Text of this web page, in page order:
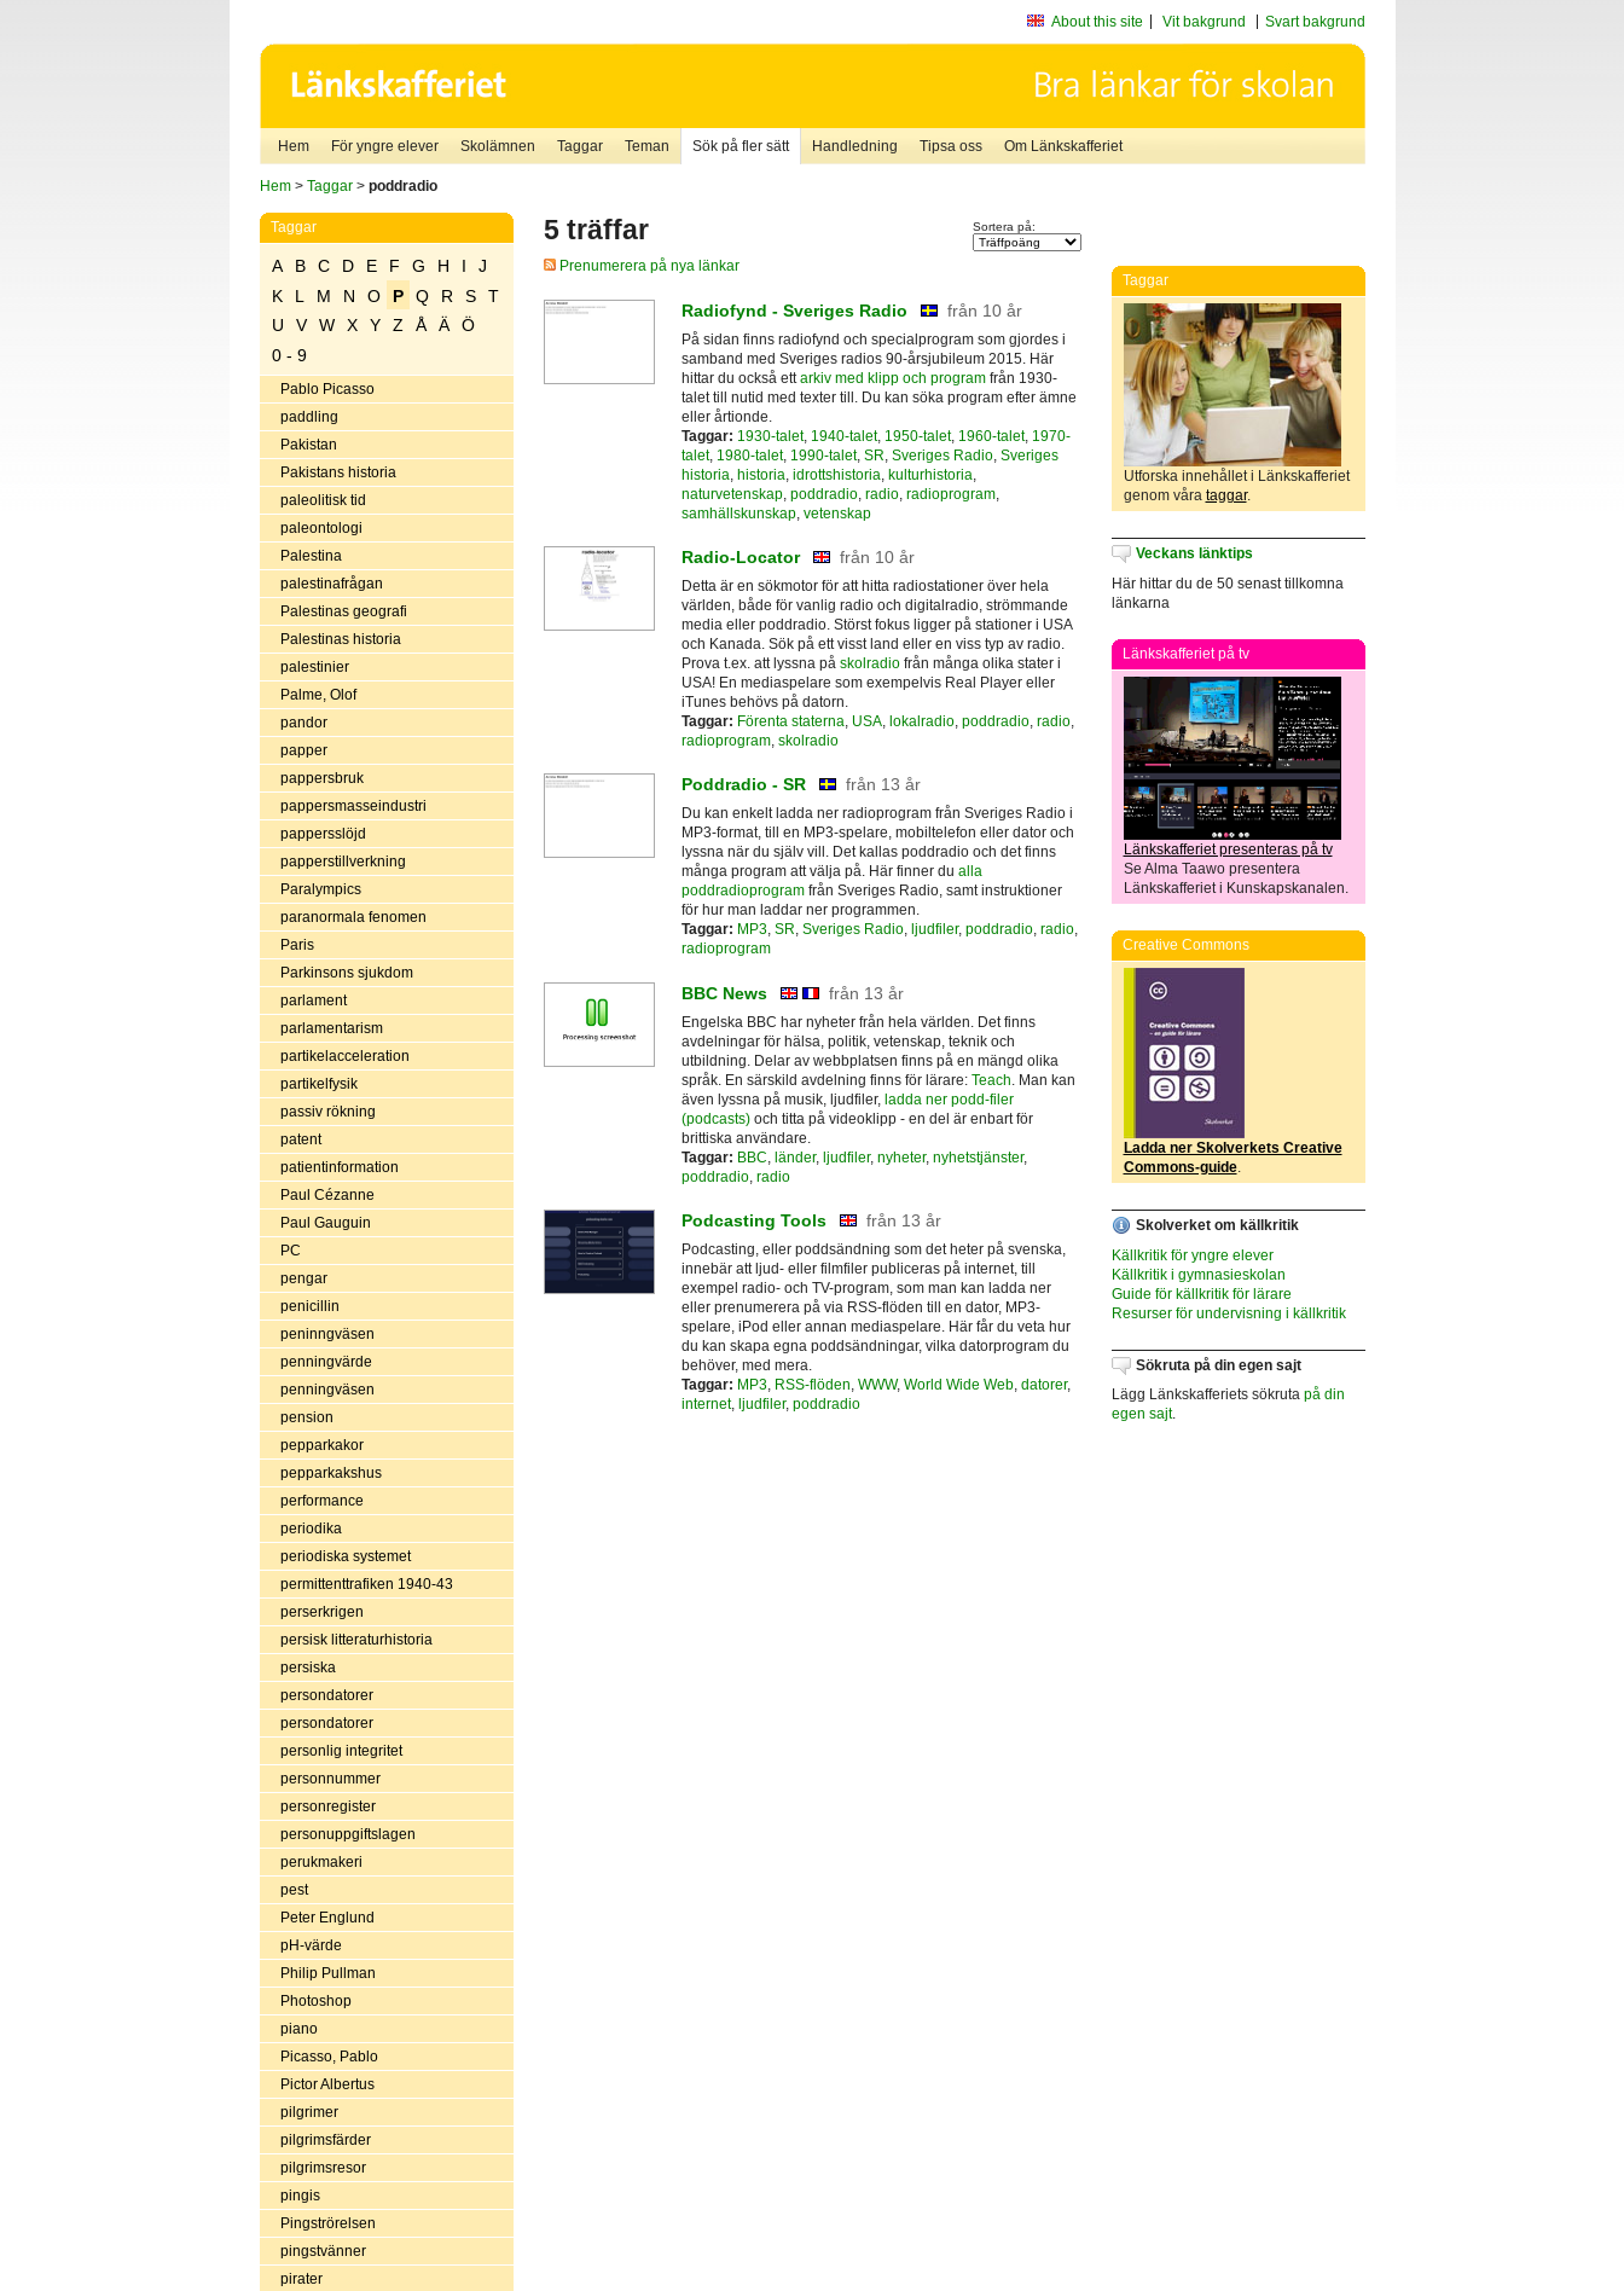
About this site Vit bakgrund Svart bakgrund
Hem För yngre elever Skolämnen Taggar Teman Sök på fler sätt Handledning Tipsa oss Om Länkskafferiet
Hem> Taggar> poddradio
Taggar
A B C D E F G H I
J
K
L M N O P Q R S
T
U
V W X Y Z Å Ä
Ö
0 - 9
Pablo Picasso
paddling
Pakistan
Pakistans historia
paleolitisk tid
paleontologi
Palestina
palestinafrågan
Palestinas geografi
Palestinas historia
palestinier
Palme, Olof
pandor
papper
pappersbruk
pappersmasseindustri
pappersslöjd
papperstillverkning
Paralympics
paranormala fenomen
Paris
Parkinsons sjukdom
parlament
parlamentarism
partikelacceleration
partikelfysik
passiv rökning
patent
patientinformation
Paul Cézanne
Paul Gauguin
PC
pengar
penicillin
peninngväsen
penningvärde
penningväsen
pension
pepparkakor
pepparkakshus
performance
periodika
periodiska systemet
permittenttrafiken 1940-43
perserkrigen
persisk litteraturhistoria
persiska
persondatorer
persondatorer
personlig integritet
personnummer
personregister
personuppgiftslagen
perukmakeri
pest
Peter Englund
pH-värde
Philip Pullman
Photoshop
piano
Picasso, Pablo
Pictor Albertus
pilgrimer
pilgrimsfärder
pilgrimsresor
pingis
Pingströrelsen
pingstvänner
pirater
5 träffar Sortera på:
Prenumerera på nya länkar
Radiofynd - Sveriges Radio från 10 år
På sidan finns radiofynd och specialprogram som gjordes i
samband med Sveriges radios 90-årsjubileum 2015. Här
hittar du också ettarkiv med klipp och programfrån 1930-
talet till nutid med texter till. Du kan söka program efter ämne
eller årtionde.
Taggar: 1930-talet, 1940-talet, 1950-talet, 1960-talet, 1970-
talet, 1980-talet, 1990-talet, SR Sveriges Radio, Sveriges
historia historia idrottshistoria kulturhistoria
naturvetenskap, poddradio, radio, radioprogram,
samhällskunskap, vetenskap
Radio-Locator från 10 år
Detta är en sökmotor för att hitta radiostationer över hela
världen, både för vanlig radio och digitalradio, strömmande
media eller poddradio. Störst fokus ligger på stationer i USA
och Kanada. Sök på ett visst land eller en viss typ av radio.
Prova t.ex. att lyssna på skolradiofrån många olika stater i
USA! En mediaspelare som exempelvis Real Player eller
iTunes behövs på datorn.
Taggar: Förenta staterna, USA, lokalradio, poddradio, radio,
radioprogram, skolradio
Poddradio - SR från 13 år
Du kan enkelt ladda ner radioprogram från Sveriges Radio i
MP3-format, till en MP3-spelare, mobiltelefon eller dator och
lyssna när du själv vill. Det kallas poddradio och det finns
många program att välja på. Här finner du alla
poddradioprogramfrån Sveriges Radio, samt instruktioner
för hur man laddar ner programmen.
Taggar: MP3, SR, Sveriges Radio, ljudfiler, poddradio, radio,
radioprogram
BBC News från 13 år
Engelska BBC har nyheter från hela världen. Det finns
avdelningar för hälsa, politik, vetenskap, teknik och
utbildning. Delar av webbplatsen finns på en mängd olika
språk. En särskild avdelning finns för lärare: Teach. Man kan
även lyssna på musik, ljudfiler, ladda ner podd-filer
(podcasts)och titta på videoklipp - en del är enbart för
brittiska användare.
Taggar: BBC, länder, ljudfiler, nyheter, nyhetstjänster,
poddradio, radio
Podcasting Tools från 13 år
Podcasting, eller poddsändning som det heter på svenska,
innebär att ljud- eller filmfiler publiceras på internet, till
exempel radio- och TV-program, som man kan ladda ner
eller prenumerera på via RSS-flöden till en dator, MP3-
spelare, iPod eller annan mediaspelare. Här får du veta hur
du kan skapa egna poddsändningar, vilka datorprogram du
behöver, med mera.
Taggar: MP3, RSS-flöden, WWW, World Wide Web, datorer,
internet, ljudfiler, poddradio
Taggar
Utforska innehållet i Länkskafferiet
genom våra taggar.
Veckans länktips
Här hittar du de 50 senast tillkomna
länkarna
Länkskafferiet på tv
Länkskafferiet presenteras på tv
Se Alma Taawo presentera
Länkskafferiet i Kunskapskanalen.
Creative Commons
Ladda ner Skolverkets Creative
Commons-guide.
Skolverket om källkritik
Källkritik för yngre elever
Källkritik i gymnasieskolan
Guide för källkritik för lärare
Resurser för undervisning i källkritik
Sökruta på din egen sajt
Lägg Länkskafferiets sökruta på din
egen sajt.